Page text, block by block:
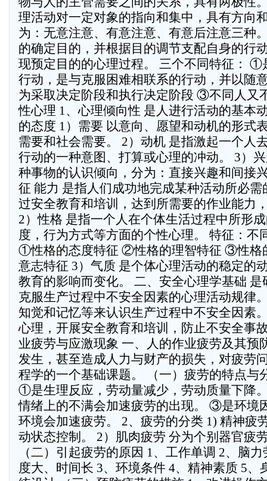
理活动对一定对象的指向和集中，具有方向
为：无意注意、有意注意、有意后注意三种
的确定目的，并根据目的调节支配自身的行
现预定目的的心理过程。 三个不同特征： ①
行动，是与克服困难相联系的行动，并以随
为采取决定阶段和执行决定阶段 ③不同人又
性心理 1、心理倾向性 是人进行活动的基本
的态度 1）需要 以意向、愿望和动机的形式
需要和社会需要。 2）动机 是指激起一个人
行动的一种意图、打算或心理的冲动。 3）
种事物的认识倾向，分为：直接兴趣和间接
征 能力 是指人们成功地完成某种活动所必
过安全教育和培训，达到所需要的作业能力
2）性格 是指一个人在个体生活过程中所形
度，行为方式等方面的个性心理。 特征：不
①性格的态度特征 ②性格的理智特征 ③性格
意志特征 3）气质 是个体心理活动的稳定的
教育的影响而变化。 二、安全心理学基础
克服生产过程中不安全因素的心理活动规律
知觉和记忆等来认识生产过程中不安全因素
心理，开展安全教育和培训，防止不安全事
业疲劳与应激现象 一、人的作业疲劳及其预
发生，甚至造成人力与财产的损失，对疲劳
程学的一个基础课题。 （一）疲劳的特点与
①是生理反应，劳动量减少，劳动质量下降
情绪上的不满会加速疲劳的出现。 ③是环境
环境会加速疲劳。 2、疲劳的分类 1) 精神疲
动状态控制。 2）肌肉疲劳 分为个别器官疲
（二）引起疲劳的原因 1、工作单调 2、脑
度大、时间长 3、环境条件 4、精神素质 5、